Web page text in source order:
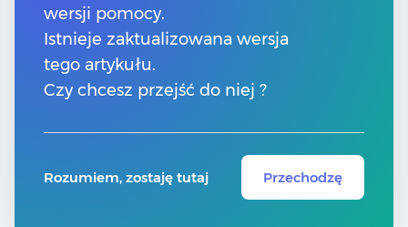
Pomoc Comarch Betterfly
Pomoc Comarch e-Sklep
Pomoc Comarch HRM
Kontakt
Znajdź Partnera Comarch
wersji pomocy.
Istnieje zaktualizowana wersja
tego artykułu.
Czy chcesz przejść do niej ?
Rozumiem, zostaję tutaj Przechodzę